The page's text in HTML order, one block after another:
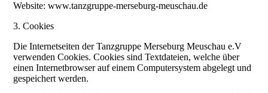
Website: www.tanzgruppe-merseburg-meuschau.de
3. Cookies
Die Internetseiten der Tanzgruppe Merseburg Meuschau e.V
verwenden Cookies. Cookies sind Textdateien, welche über
einen Internetbrowser auf einem Computersystem abgelegt und
gespeichert werden.